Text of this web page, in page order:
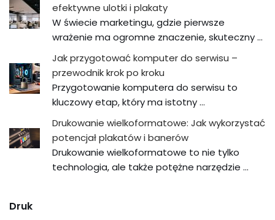
efektywne ulotki i plakaty
W świecie marketingu, gdzie pierwsze
wrażenie ma ogromne znaczenie, skuteczny …
Jak przygotować komputer do serwisu –
przewodnik krok po kroku
Przygotowanie komputera do serwisu to
kluczowy etap, który ma istotny …
Drukowanie wielkoformatowe: Jak wykorzystać
potencjał plakatów i banerów
Drukowanie wielkoformatowe to nie tylko
technologia, ale także potężne narzędzie …
Druk